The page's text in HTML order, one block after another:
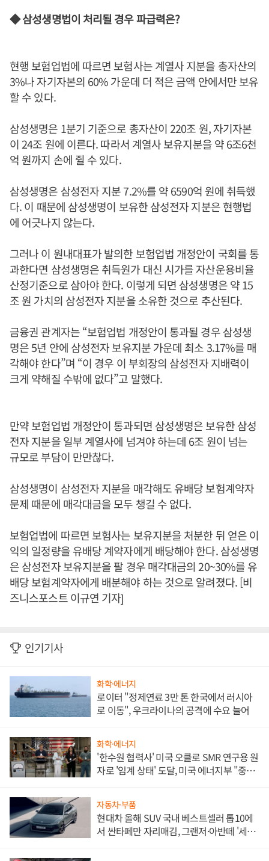
◆ 삼성생명법이 처리될 경우 파급력은?
현행 보험업법에 따르면 보험사는 계열사 지분을 총자산의
3%나 자기자본의 60% 가운데 더 적은 금액 안에서만 보유
할 수 있다.
삼성생명은 1분기 기준으로 총자산이 220조 원, 자기자본
이 24조 원에 이른다. 따라서 계열사 보유지분을 약 6조6천
억 원까지 손에 쥘 수 있다.
삼성생명은 삼성전자 지분 7.2%를 약 6590억 원에 취득했
다. 이 때문에 삼성생명이 보유한 삼성전자 지분은 현행법
에 어긋나지 않는다.
그러나 이 원내대표가 발의한 보험업법 개정안이 국회를 통
과한다면 삼성생명은 취득원가 대신 시가를 자산운용비율
산정기준으로 삼아야 한다. 이렇게 되면 삼성생명은 약 15
조 원 가치의 삼성전자 지분을 소유한 것으로 추산된다.
금융권 관계자는 “보험업법 개정안이 통과될 경우 삼성생
명은 5년 안에 삼성전자 보유지분 가운데 최소 3.17%를 매
각해야 한다”며 “이 경우 이 부회장의 삼성전자 지배력이
크게 약해질 수밖에 없다”고 말했다.
만약 보험업법 개정안이 통과되면 삼성생명은 보유한 삼성
전자 지분을 일부 계열사에 넘겨야 하는데 6조 원이 넘는
규모로 부담이 만만찮다.
삼성생명이 삼성전자 지분을 매각해도 유배당 보험계약자
문제 때문에 매각대금을 모두 챙길 수 없다.
보험업법에 따르면 보험사는 보유지분을 처분한 뒤 얻은 이
익의 일정량을 유배당 계약자에게 배당해야 한다. 삼성생명
은 삼성전자 보유지분을 팔 경우 매각대금의 20~30%를 유
배당 보험계약자에게 배분해야 하는 것으로 알려졌다. [비
즈니스포스트 이규연 기자]
인기기사
화학·에너지
로이터 "정제연료 3만 톤 한국에서 러시아
로 이동", 우크라이나의 공격에 수요 늘어
화학·에너지
'한수원 협력사' 미국 오클로 SMR 연구용 원
자로 '임계 상태' 도달, 미국 에너지부 "중요
자동차·부품
현대차 올해 SUV 국내 베스트셀러 톱10에
서 싼타페만 자리매김, 그랜저·아반떼 '세단